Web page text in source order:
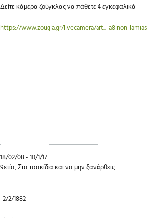
Δείτε κάμερα ζούγκλας να πάθετε 4 εγκεφαλικά
https://www.zougla.gr/livecamera/art...-a8inon-lamias
18/02/08 - 10/1/17
9ετία, Στα τσακίδια και να μην ξανάρθεις
-2/2/1882-